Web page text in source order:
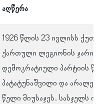
აღწერა
1926 წლის 23 ივლისს
ქართული ლეგიონის
დემოკრატიული პარტიის
პატატუნაშვილი და
წელი მიუსაჯეს. სასჯელს